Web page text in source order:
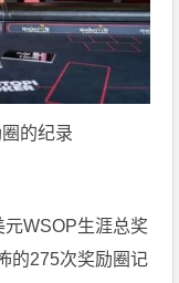
的纪录
WSOP生涯总奖
的275次奖励圈记